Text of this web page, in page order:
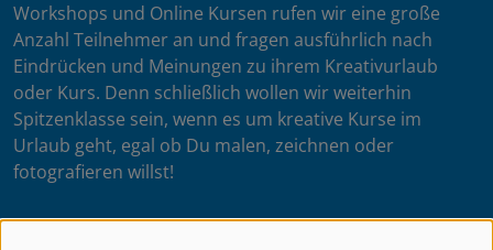
Workshops und Online Kursen rufen wir eine große
Anzahl Teilnehmer an und fragen ausführlich nach
Eindrücken und Meinungen zu ihrem Kreativurlaub
oder Kurs. Denn schließlich wollen wir weiterhin
Spitzenklasse sein, wenn es um kreative Kurse im
Urlaub geht, egal ob Du malen, zeichnen oder
fotografieren willst!